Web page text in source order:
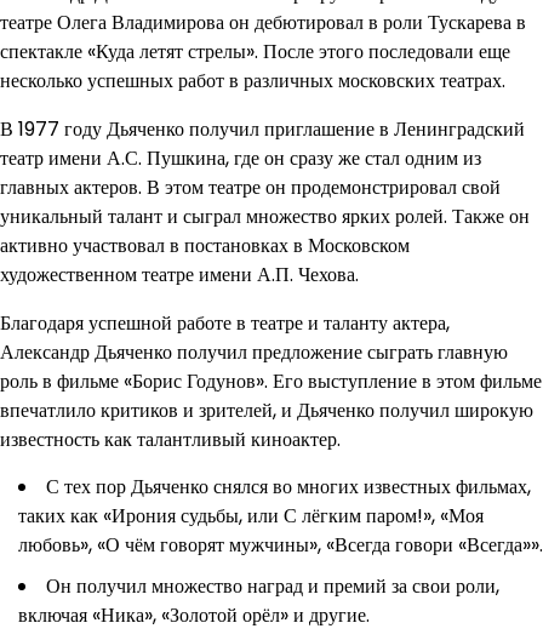
театре Олега Владимирова он дебютировал в роли Тускарева в
спектакле «Куда летят стрелы». После этого последовали еще
несколько успешных работ в различных московских театрах.
В 1977 году Дьяченко получил приглашение в Ленинградский
театр имени А.С. Пушкина, где он сразу же стал одним из
главных актеров. В этом театре он продемонстрировал свой
уникальный талант и сыграл множество ярких ролей. Также он
активно участвовал в постановках в Московском
художественном театре имени А.П. Чехова.
Благодаря успешной работе в театре и таланту актера,
Александр Дьяченко получил предложение сыграть главную
роль в фильме «Борис Годунов». Его выступление в этом фильме
впечатлило критиков и зрителей, и Дьяченко получил широкую
известность как талантливый киноактер.
С тех пор Дьяченко снялся во многих известных фильмах,
таких как «Ирония судьбы, или С лёгким паром!», «Моя
любовь», «О чём говорят мужчины», «Всегда говори «Всегда»».
Он получил множество наград и премий за свои роли,
включая «Ника», «Золотой орёл» и другие.